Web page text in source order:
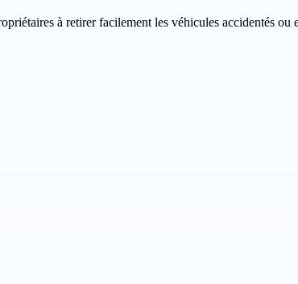
à retirer facilement les véhicules accidentés